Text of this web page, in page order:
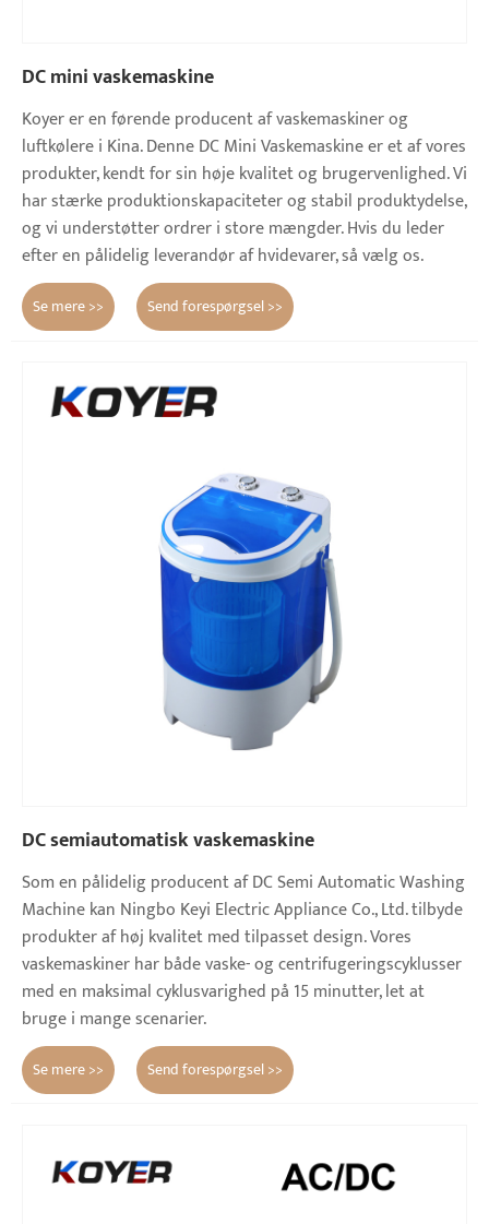
DC mini vaskemaskine
Koyer er en førende producent af vaskemaskiner og
luftkølere i Kina. Denne DC Mini Vaskemaskine er et af vores
produkter, kendt for sin høje kvalitet og brugervenlighed. Vi
har stærke produktionskapaciteter og stabil produktydelse,
og vi understøtter ordrer i store mængder. Hvis du leder
efter en pålidelig leverandør af hvidevarer, så vælg os.
Se mere >> Send forespørgsel >>
DC semiautomatisk vaskemaskine
Som en pålidelig producent af DC Semi Automatic Washing
Machine kan Ningbo Keyi Electric Appliance Co., Ltd. tilbyde
produkter af høj kvalitet med tilpasset design. Vores
vaskemaskiner har både vaske- og centrifugeringscyklusser
med en maksimal cyklusvarighed på 15 minutter, let at
bruge i mange scenarier.
Se mere >> Send forespørgsel >>